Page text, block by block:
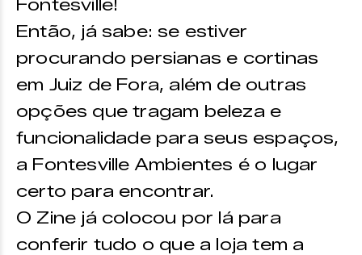
Fontesville!
Então, já sabe: se estiver
procurando persianas e cortinas
em Juiz de Fora, além de outras
opções que tragam beleza e
funcionalidade para seus espaços,
a Fontesville Ambientes é o lugar
certo para encontrar.
O Zine já colocou por lá para
conferir tudo o que a loja tem a